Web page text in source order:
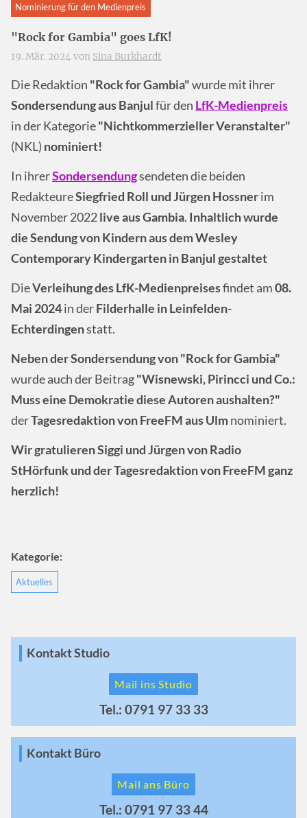
Nominierung für den Medienpreis
"Rock for Gambia" goes LfK!
19. Mär. 2024 von Sina Burkhardt
Die Redaktion "Rock for Gambia"wurde mit ihrer
Sondersendung aus Banjulfür den LfK-Medienpreis
in der Kategorie"Nichtkommerzieller Veranstalter"
(NKL) nominiert!
In ihrerSondersendungsendeten die beiden
RedakteureSiegfried Roll und Jürgen Hossnerim
November 2022live aus Gambia. Inhaltlich wurde
die Sendung von Kindern aus dem Wesley
Contemporary Kindergarten in Banjul gestaltet
DieVerleihung des LfK-Medienpreisesfindet am08.
Mai 2024in derFilderhalle in Leinfelden-
Echterdingenstatt.
Neben der Sondersendung von "Rock for Gambia"
wurde auch der Beitrag"Wisnewski, Pirincci und Co.:
Muss eine Demokratie diese Autoren aushalten?"
derTagesredaktion von FreeFM aus Ulmnominiert.
Wir gratulieren Siggi und Jürgen von Radio
StHörfunk und der Tagesredaktion von FreeFM ganz
herzlich!
Kategorie:
Aktuelles
Kontakt Studio
Mail ins Studio
Tel.: 0791 97 33 33
Kontakt Büro
Mail ans Büro
Tel.: 0791 97 33 44